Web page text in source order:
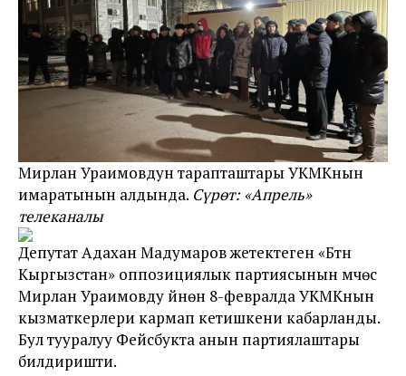
Мирлан Ураимовдун тарапташтары УКМКнын
имаратынын алдында. Сүрөт: «Апрель»
телеканалы
Депутат Адахан Мадумаров жетектеген «Бүтүн
Кыргызстан» оппозициялык партиясынын мүчөсү
Мирлан Ураимовду үйүнөн 8-февралда УКМКнын
кызматкерлери кармап кетишкени кабарланды.
Бул тууралуу Фейсбукта анын партиялаштары
билдиришти.